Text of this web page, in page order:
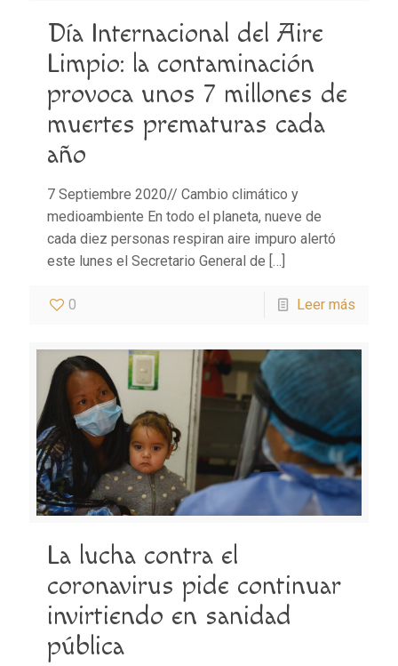
Día Internacional del Aire
Limpio: la contaminación
provoca unos 7 millones de
muertes prematuras cada
año
7 Septiembre 2020// Cambio climático y
medioambiente En todo el planeta, nueve de
cada diez personas respiran aire impuro alertó
este lunes el Secretario General de […]
0 Leer más
La lucha contra el
coronavirus pide continuar
invirtiendo en sanidad
pública